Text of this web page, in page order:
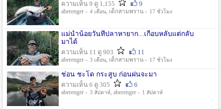
ความเห็น 9 ดู 1,155
9
aberenger - 4 เดือน, เด็กสามพราน - 17 ชั่วโมง
แม่น้ำน้อยวันที่ปลาหายาก...เกือบหลับแต่กลับ
มาได้
ความเห็น 11 ดู 903
11
aberenger - 3 เดือน, เด็กสามพราน - 17 ชั่วโมง
ช่อน ชะโด กระสูบ ก่อนฝนจะมา
ความเห็น 6 ดู 305
6
aberenger - 3 สัปดาห์, aberenger - 1 สัปดาห์